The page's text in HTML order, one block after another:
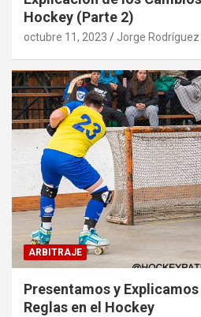
Hockey (Parte 2)
octubre 11, 2023 Jorge Rodríguez
ARBITRAJE
Presentamos y
Reglas en el Hockey